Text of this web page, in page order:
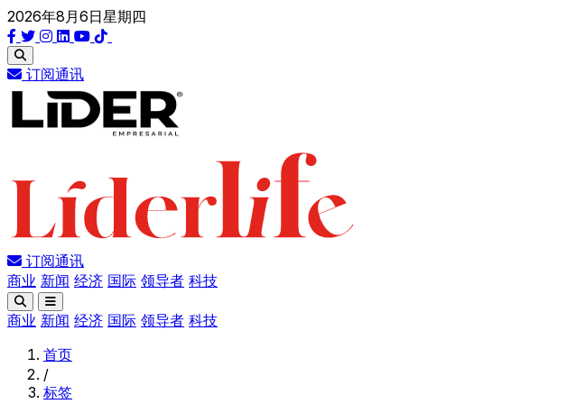
2026年8月6日星期四
订阅通讯
订阅通讯
商业 新闻 经济 国际 领导者 科技
商业 新闻 经济 国际 领导者 科技
首页
/
标签